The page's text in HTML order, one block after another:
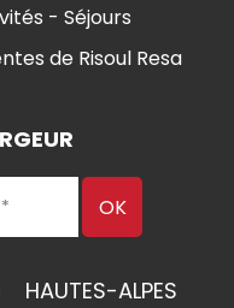
- Séjours
de Risoul Resa
HAUTES-ALPES